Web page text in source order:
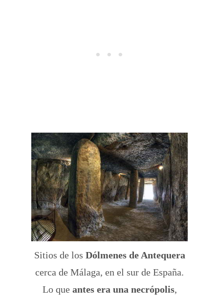
Sitios de los Dólmenes de Antequera
cerca de Málaga, en el sur de España.
Lo que antes era una necrópolis,